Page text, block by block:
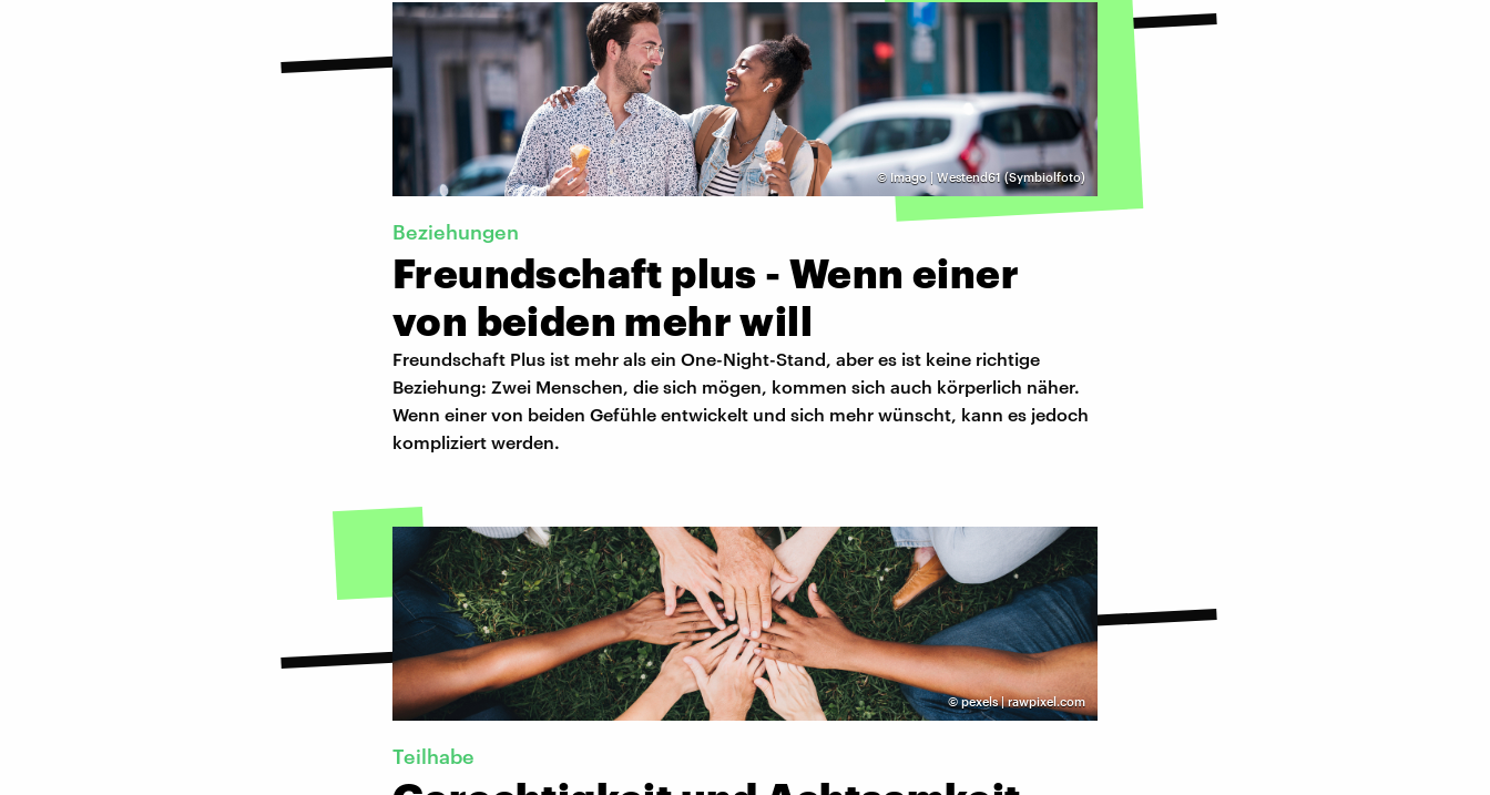
©Imago | Westend61 (Symbiolfoto)
Beziehungen
Freundschaft plus - Wenn einer
von beiden mehr will
Freundschaft Plus ist mehr als ein One-Night-Stand, aber es ist keine richtige
Beziehung: Zwei Menschen, die sich mögen, kommen sich auch körperlich näher.
Wenn einer von beiden Gefühle entwickelt und sich mehr wünscht, kann es jedoch
kompliziert werden.
©pexels | rawpixel.com
Teilhabe